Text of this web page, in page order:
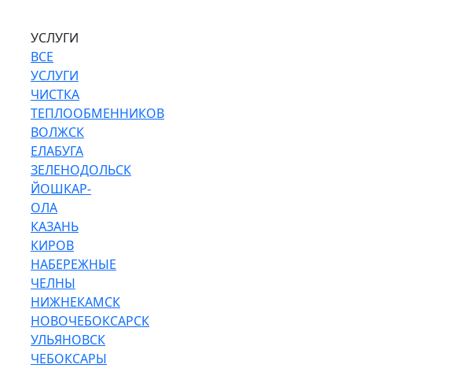
УСЛУГИ
ВСЕ
УСЛУГИ
ЧИСТКА
ТЕПЛООБМЕННИКОВ
ВОЛЖСК
ЕЛАБУГА
ЗЕЛЕНОДОЛЬСК
ЙОШКАР-
ОЛА
КАЗАНЬ
КИРОВ
НАБЕРЕЖНЫЕ
ЧЕЛНЫ
НИЖНЕКАМСК
НОВОЧЕБОКСАРСК
УЛЬЯНОВСК
ЧЕБОКСАРЫ